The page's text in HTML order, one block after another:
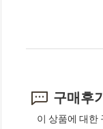
구매후
이 상품에 대한